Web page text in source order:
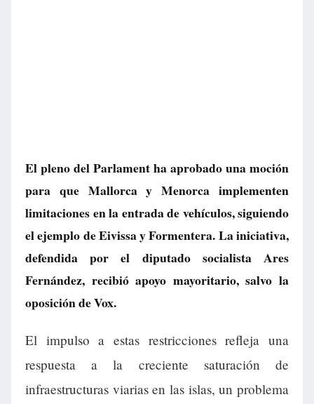
El pleno del Parlament ha aprobado una moción
para que Mallorca y Menorca implementen
limitaciones en la entrada de vehículos, siguiendo
el ejemplo de Eivissa y Formentera. La iniciativa,
defendida por el diputado socialista Ares
Fernández, recibió apoyo mayoritario, salvo la
oposición de Vox.
El impulso a estas restricciones refleja una
respuesta a la creciente saturación de
infraestructuras viarias en las islas, un problema